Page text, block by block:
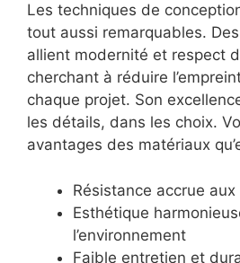
Les techniques de
tout aussi remarquables.
allient modernité et respect
cherchant à réduire
chaque projet. Son
les détails, dans les choix.
avantages des matériaux
Résistance accrue
Esthétique
l’environnement
Faible entretien et